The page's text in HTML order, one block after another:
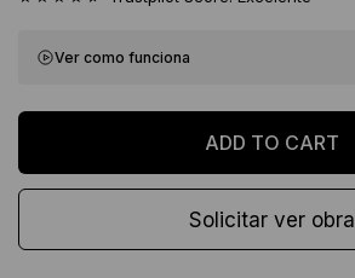
Ver como funciona
Solicitar ver obra